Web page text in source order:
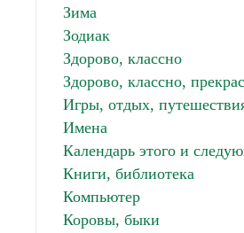
Зима
Зодиак
Здорово, классно
Здорово, классно,
Игры, отдых,
Имена
Календарь этого и
Книги, библиотека
Компьютер
Коровы, быки